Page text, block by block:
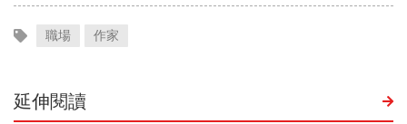
職場 作家
延伸閱讀